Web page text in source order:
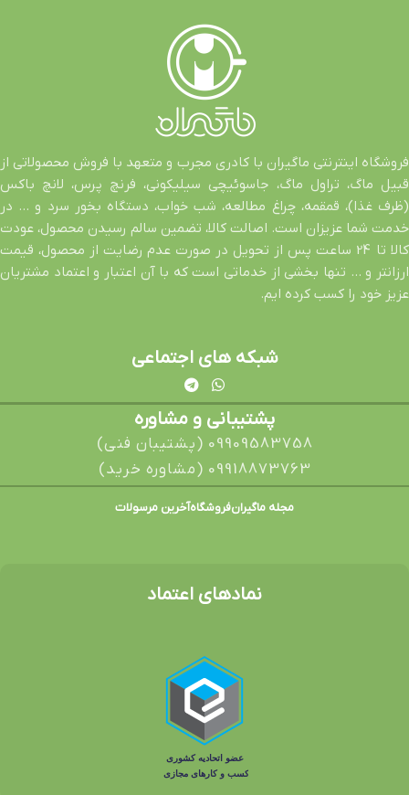
فروشگاه اینترنتی ماگیران با کادری مجرب و متعهد با فروش محصولاتی از
قبیل ماگ، تراول ماگ، جاسوئیچی سیلیکونی، فرنچ پرس، لانچ باکس
(ظرف غذا)، قمقمه، چراغ مطالعه، شب خواب، دستگاه بخور سرد و … در
خدمت شما عزیزان است. اصالت کالا، تضمین سالم رسیدن محصول، عودت
کالا تا 24 ساعت پس از تحویل در صورت عدم رضایت از محصول، قیمت
ارزانتر و … تنها بخشی از خدماتی است که با آن اعتبار و اعتماد مشتریان
عزیز خود را کسب کرده ایم.
شبکه های اجتماعی
پشتیبانی و مشاوره
09909583758 (پشتیبان فنی)
09918873763 (مشاوره خرید)
مجله ماگیرانفروشگاهآخرین مرسولات
نمادهای اعتماد